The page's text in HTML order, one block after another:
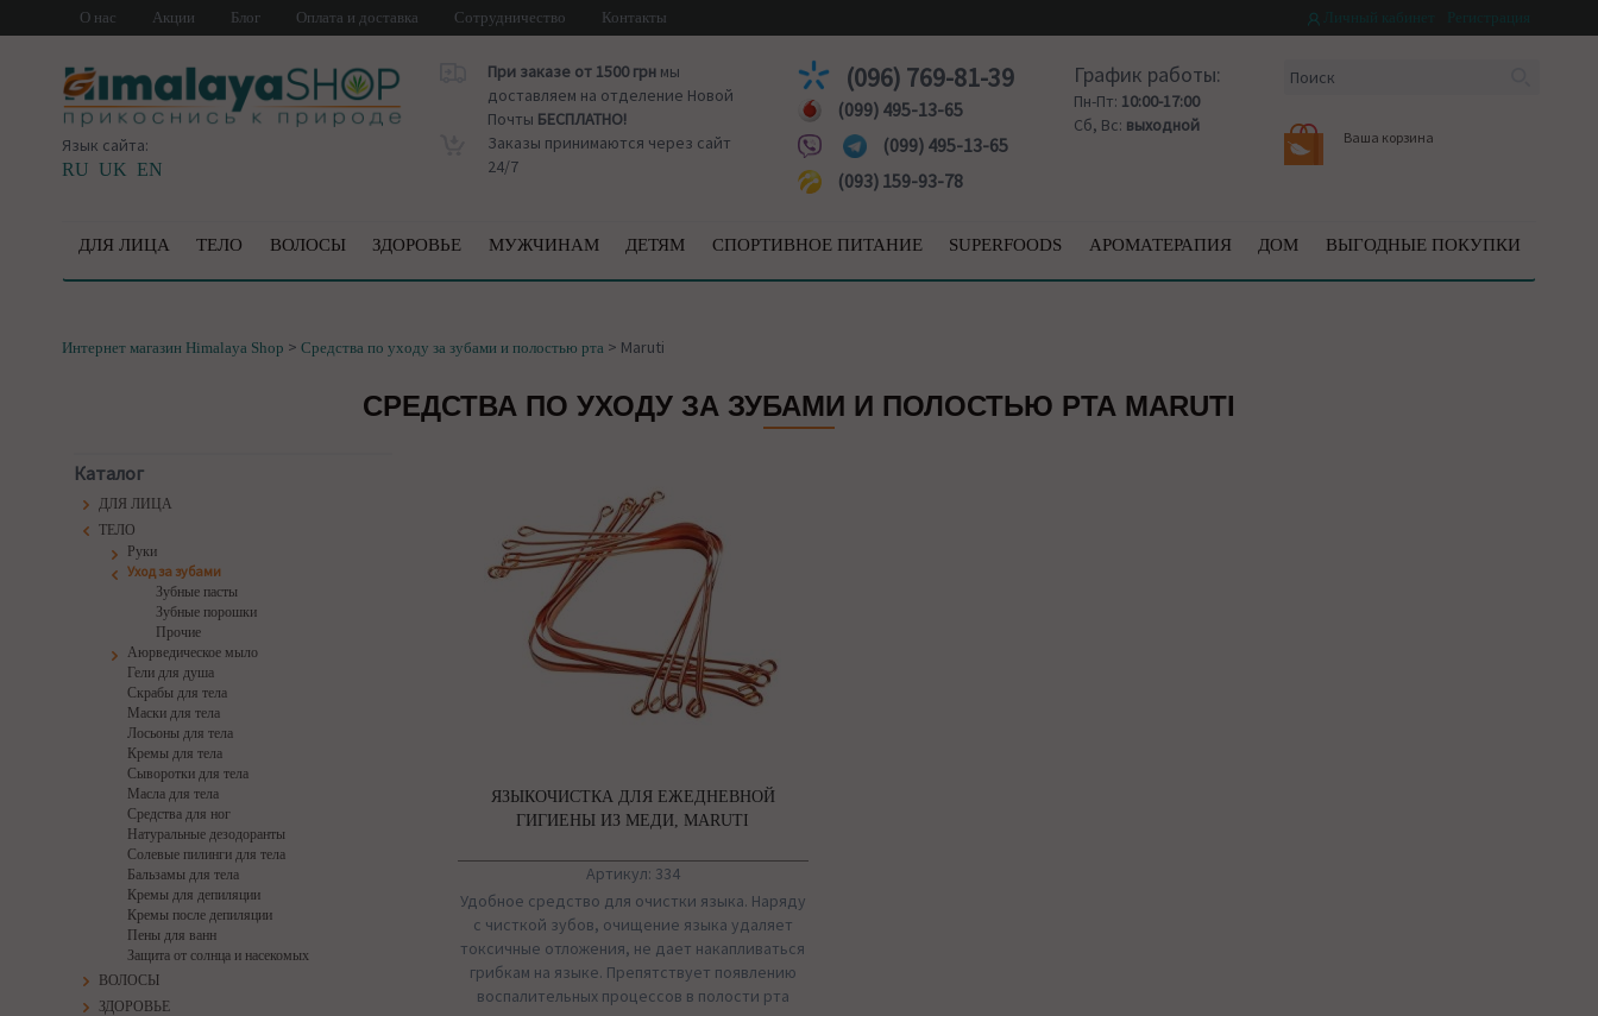
О нас Акции Блог Оплата и доставка Сотрудничество Контакты
Язык сайта:
RU UK EN
При заказе от 1500 грнмы
доставляем на отделение Новой
Почты БЕСПЛАТНО!
Заказы принимаются через сайт
24/7
(096) 769-81-39
(099) 495-13-65
(099) 495-13-65
(093) 159-93-78
График работы:
Пн-Пт: 10:00-17:00
Сб, Вс: выходной
Ваша корзина
ДЛЯ ЛИЦА ТЕЛО ВОЛОСЫ ЗДОРОВЬЕ МУЖЧИНАМ ДЕТЯМ СПОРТИВНОЕ ПИТАНИЕ SUPERFOODS АРОМАТЕРАПИЯ ДОМ ВЫГОДНЫЕ ПОКУПКИ
Интернет магазин Himalaya Shop > Средства по уходу за зубами и полостью рта > Maruti
СРЕДСТВА ПО УХОДУ ЗА ЗУБАМИ И ПОЛОСТЬЮ РТА MARUTI
Каталог
ДЛЯ ЛИЦА
ТЕЛО
Руки
Уход за зубами
Зубные пасты
Зубные порошки
Прочие
Аюрведическое мыло
Гели для душа
Скрабы для тела
Маски для тела
Лосьоны для тела
Кремы для тела
Сыворотки для тела
Масла для тела
Средства для ног
Натуральные дезодоранты
Солевые пилинги для тела
Бальзамы для тела
Кремы для депиляции
Кремы после депиляции
Пены для ванн
Защита от солнца и насекомых
ВОЛОСЫ
ЗДОРОВЬЕ
ЯЗЫКОЧИСТКА ДЛЯ ЕЖЕДНЕВНОЙ
ГИГИЕНЫ ИЗ МЕДИ, MARUTI
Артикул: 334
Удобное средство для очистки языка. Наряду
с чисткой зубов, очищение языка удаляет
токсичные отложения, не дает накапливаться
грибкам на языке. Препятствует появлению
воспалительных процессов в полости рта